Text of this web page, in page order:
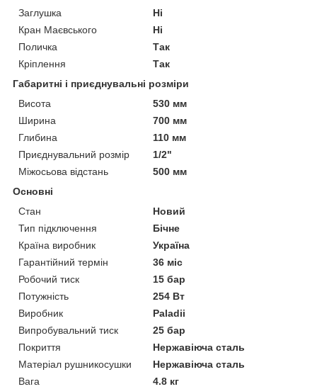
Заглушка
Ні
Кран Маєвського
Ні
Поличка
Так
Кріплення
Так
Габаритні і приєднувальні розміри
Висота
530 мм
Ширина
700 мм
Глибина
110 мм
Приєднувальний розмір
1/2"
Міжосьова відстань
500 мм
Основні
Стан
Новий
Тип підключення
Бічне
Країна виробник
Україна
Гарантійний термін
36 міс
Робочий тиск
15 бар
Потужність
254 Вт
Виробник
Paladii
Випробувальний тиск
25 бар
Покриття
Нержавіюча сталь
Матеріал рушникосушки
Нержавіюча сталь
Вага
4.8 кг